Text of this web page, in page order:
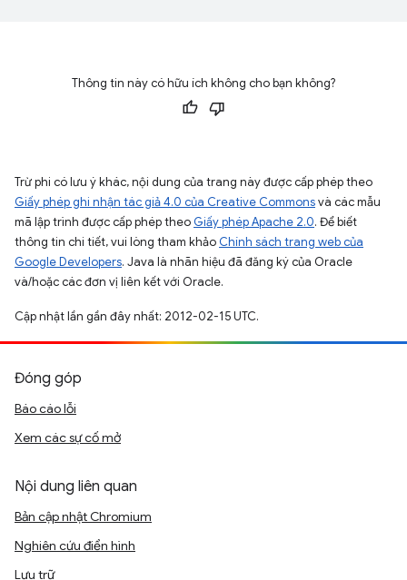
Thông tin này có hữu ích không cho bạn không?
Trừ phi có lưu ý khác, nội dung của trang này được cấp phép theo
Giấy phép ghi nhận tác giả 4.0 của Creative Commonsvà các mẫu
mã lập trình được cấp phép theo Giấy phép Apache 2.0. Để biết
thông tin chi tiết, vui lòng tham khảo Chính sách trang web của
Google Developers. Java là nhãn hiệu đã đăng ký của Oracle
và/hoặc các đơn vị liên kết với Oracle.
Cập nhật lần gần đây nhất: 2012-02-15 UTC.
Đóng góp
Báo cáo lỗi
Xem các sự cố mở
Nội dung liên quan
Bản cập nhật Chromium
Nghiên cứu điển hình
Lưu trữ